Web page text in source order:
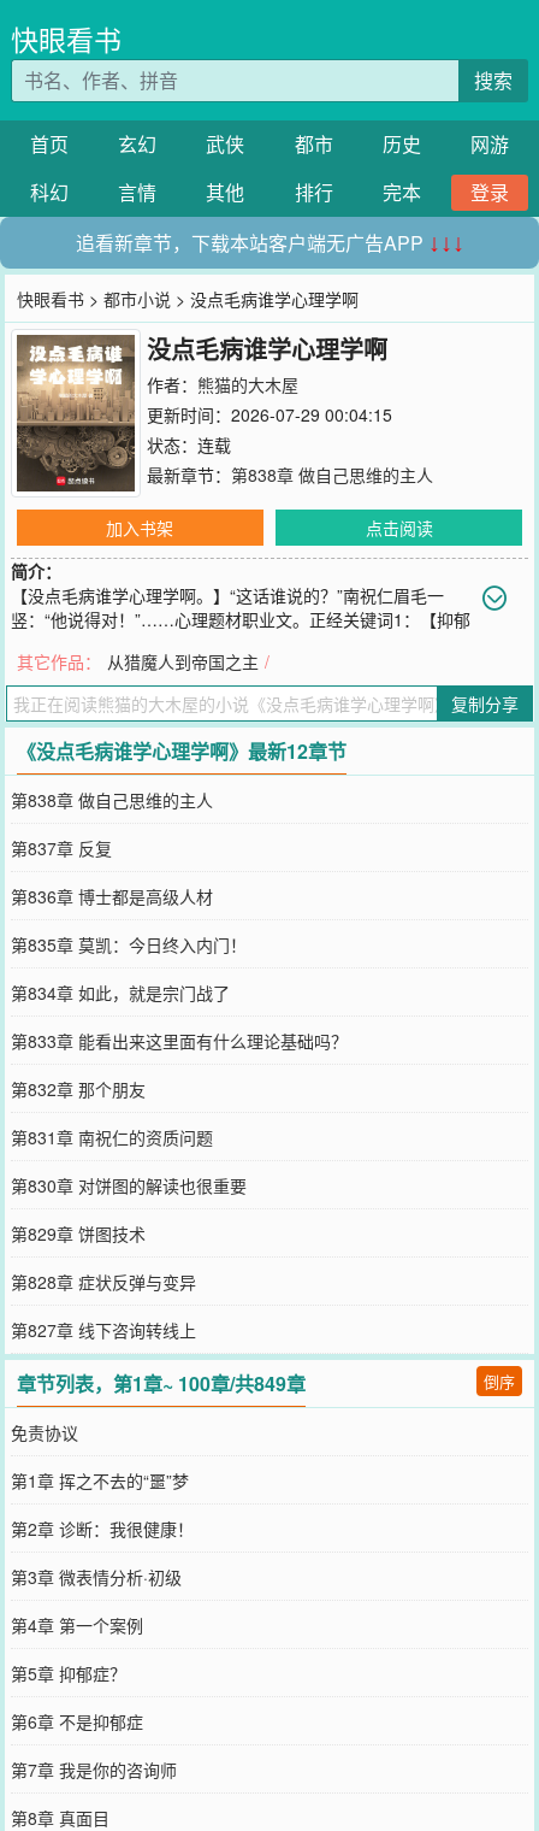
快眼看书
搜索
首页 玄幻 武侠 都市 历史
网游
科幻
言情 其他 排行 完本
登录
追看新章节，下载本站客户端无广告APP ↓↓↓
快眼看书 >都市小说 > 没点毛病谁学心理学啊
没点毛病谁学心理学啊
作者： 熊猫的大木屋
更新时间：2026-07-29 00:04:15
状态：连载
最新章节： 第838章 做自己思维的主人
加入书架
点击阅读
简介：
【没点毛病谁学心理学啊。】“这话谁说的？”南祝仁眉毛一
竖：“他说得对！”……心理题材职业文。正经关键词1：【抑郁
结】【群体盲思】，等。正经关键词2：【大五人格】【行为矫正】
【梦境解析】【箱庭治疗】【合理情绪疗法】，等。
您要是觉得《没点毛病谁学心理学啊》还不错的话请不要忘记向您QQ
群和微博微信里的朋友推荐哦！
其它作品： 从猎魔人到帝国之主 /
复制分享
《没点毛病谁学心理学啊》最新12章节
第838章 做自己思维的主人
第837章 反复
第836章 博士都是高级人材
第835章 莫凯：今日终入内门！
第834章 如此，就是宗门战了
第833章 能看出来这里面有什么理论基础吗？
第832章 那个朋友
第831章 南祝仁的资质问题
第830章 对饼图的解读也很重要
第829章 饼图技术
第828章 症状反弹与变异
第827章 线下咨询转线上
章节列表，第1章~ 100章/共849章 倒序
免责协议
第1章 挥之不去的“噩”梦
第2章 诊断：我很健康！
第3章 微表情分析·初级
第4章 第一个案例
第5章 抑郁症？
第6章 不是抑郁症
第7章 我是你的咨询师
第8章 真面目